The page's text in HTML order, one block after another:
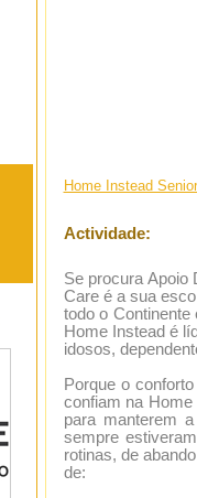
Home Instead
Actividade:
Se procura Apoio
Care é a sua
todo o
Home Instead é
idosos,
Porque o
confiam na
para manterem
sempre
rotinas, de
de: